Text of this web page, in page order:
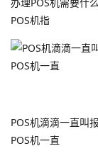
POS机指
POS机滴滴一直叫
POS机一直